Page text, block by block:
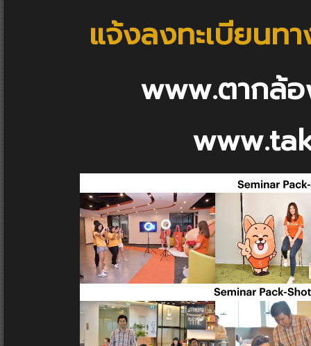
แจ้งลงทะเบียนท
www.ตากล้